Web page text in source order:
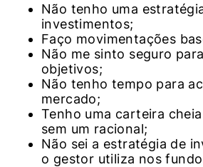
Não tenho uma
investimentos;
Faço movimentações
Não me sinto seguro
objetivos;
Não tenho tempo para
mercado;
Tenho uma carteira
sem um racional;
Não sei a estratégia de
o gestor utiliza nos